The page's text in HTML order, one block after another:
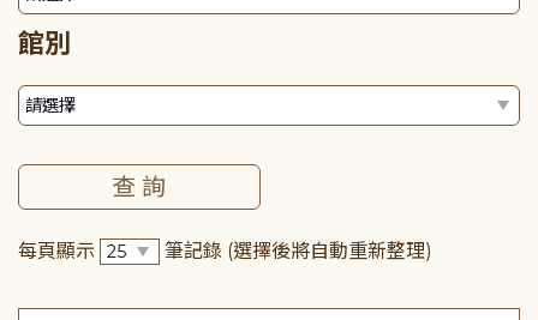
館別
每頁顯示 筆記錄 (選擇後將自動重新整理)